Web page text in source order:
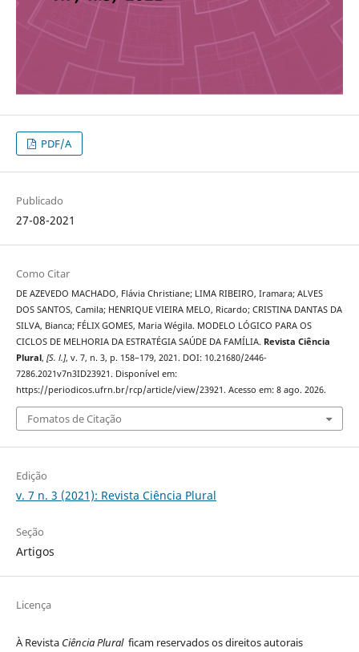
PDF/A
Publicado
27-08-2021
Como Citar
DE AZEVEDO MACHADO, Flávia Christiane; LIMA RIBEIRO, Iramara; ALVES
DOS SANTOS, Camila; HENRIQUE VIEIRA MELO, Ricardo; CRISTINA DANTAS DA
SILVA, Bianca; FÉLIX GOMES, Maria Wégila. MODELO LÓGICO PARA OS
CICLOS DE MELHORIA DA ESTRATÉGIA SAÚDE DA FAMÍLIA. Revista Ciência
Plural, [S. l.], v. 7, n. 3, p. 158–179, 2021. DOI: 10.21680/2446-
7286.2021v7n3ID23921. Disponível em:
https://periodicos.ufrn.br/rcp/article/view/23921. Acesso em: 8 ago. 2026.
Fomatos de Citação
Edição
v. 7 n. 3 (2021): Revista Ciência Plural
Seção
Artigos
Licença
À Revista Ciência Plural ficam reservados os direitos autorais